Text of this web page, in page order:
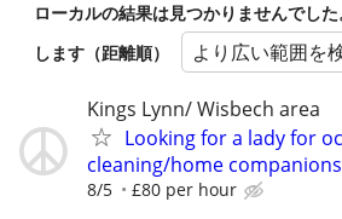
ローカルの結果は見つかりませんでし
します（距離順）
より広い範囲を
Kings Lynn/ Wisbech area
Looking for a lady for
cleaning/home
8/5 £80 per hour